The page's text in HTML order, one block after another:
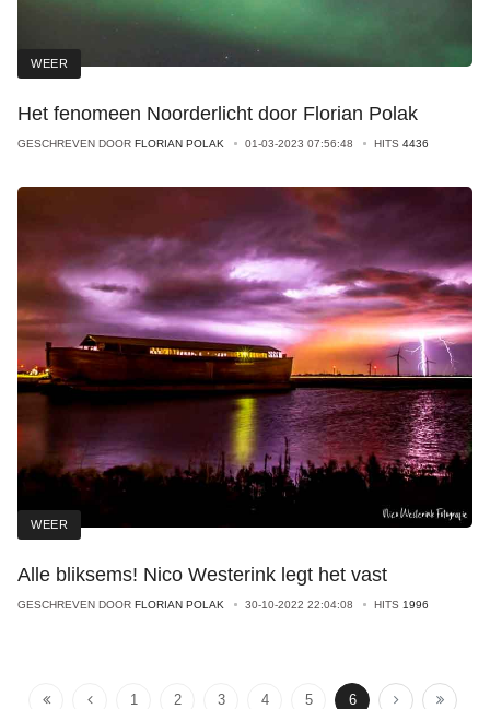
WEER
Het fenomeen Noorderlicht door Florian Polak
GESCHREVEN DOOR FLORIAN POLAK 01-03-2023 07:56:48 HITS 4436
WEER
Alle bliksems! Nico Westerink legt het vast
GESCHREVEN DOOR FLORIAN POLAK 30-10-2022 22:04:08 HITS 1996
1 2 3 4 5
6